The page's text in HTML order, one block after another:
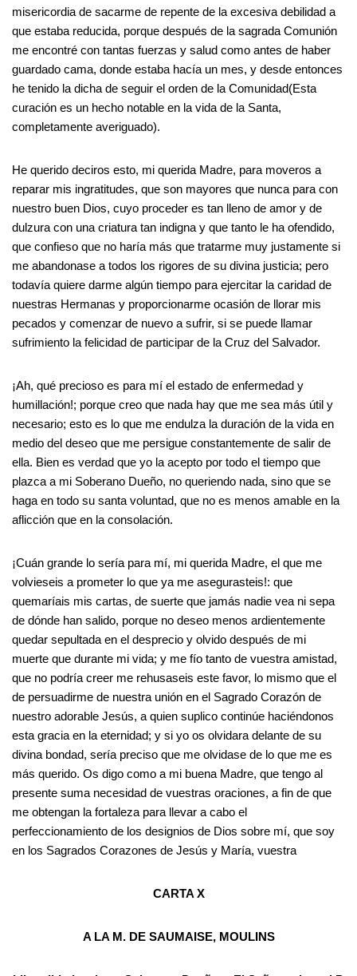
misericordia de sacarme de repente de la excesiva debilidad a
que estaba reducida, porque después de la sagrada Comunión
me encontré con tantas fuerzas y salud como antes de haber
guardado cama, donde estaba hacía un mes, y desde entonces
he tenido la dicha de seguir el orden de la Comunidad(Esta
curación es un hecho notable en la vida de la Santa,
completamente averiguado).
He querido deciros esto, mi querida Madre, para moveros a
reparar mis ingratitudes, que son mayores que nunca para con
nuestro buen Dios, cuyo proceder es tan lleno de amor y de
dulzura con una criatura tan indigna y que tanto le ha ofendido,
que confieso que no haría más que tratarme muy justamente si
me abandonase a todos los rigores de su divina justicia; pero
todavía quiere darme algún tiempo para ejercitar la caridad de
nuestras Hermanas y proporcionarme ocasión de llorar mis
pecados y comenzar de nuevo a sufrir, si se puede llamar
sufrimiento la felicidad de participar de la Cruz del Salvador.
¡Ah, qué precioso es para mí el estado de enfermedad y
humillación!; porque creo que nada hay que me sea más útil y
necesario; esto es lo que me endulza la duración de la vida en
medio del deseo que me persigue constantemente de salir de
ella. Bien es verdad que yo la acepto por todo el tiempo que
plazca a mi Soberano Dueño, no queriendo nada, sino que se
haga en todo su santa voluntad, que no es menos amable en la
aflicción que en la consolación.
¡Cuán grande lo sería para mí, mi querida Madre, el que me
volvieseis a prometer lo que ya me asegurasteis!: que
quemaríais mis cartas, de suerte que jamás nadie vea ni sepa
de dónde han salido, porque no deseo menos ardientemente
quedar sepultada en el desprecio y olvido después de mi
muerte que durante mi vida; y me fío tanto de vuestra amistad,
que no podría creer me rehusaseis este favor, lo mismo que el
de persuadirme de nuestra unión en el Sagrado Corazón de
nuestro adorable Jesús, a quien suplico continúe haciéndonos
esta gracia en la eternidad; y si yo os olvidara delante de su
divina bondad, sería preciso que me olvidase de lo que me es
más querido. Os digo como a mi buena Madre, que tengo al
presente suma necesidad de vuestras oraciones, a fin de que
me obtengan la fortaleza para llevar a cabo el
perfeccionamiento de los designios de Dios sobre mí, que soy
en los Sagrados Corazones de Jesús y María, vuestra
CARTA X
A LA M. DE SAUMAISE, MOULINS